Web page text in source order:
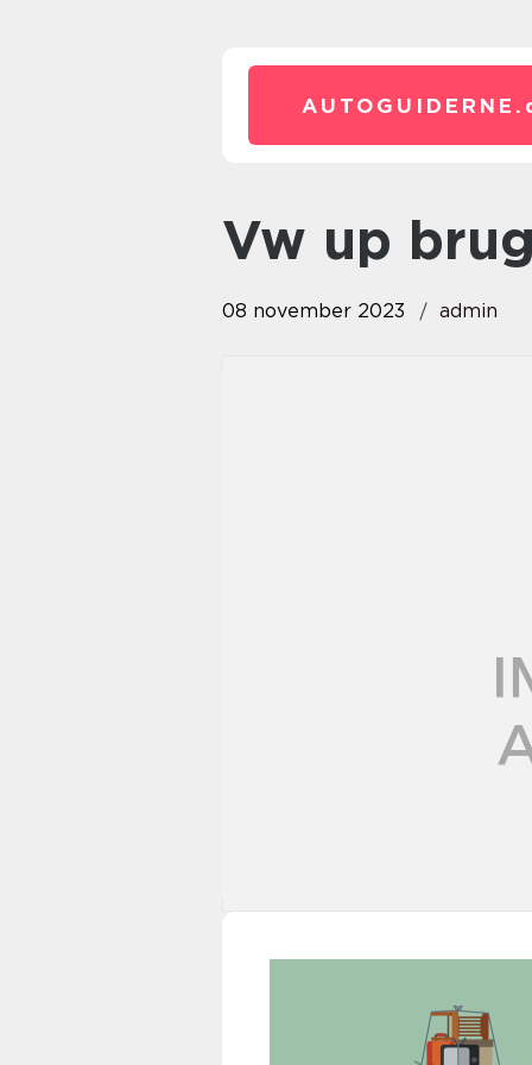
AUTOGUIDERNE.
vw up
08 november 2023 admin